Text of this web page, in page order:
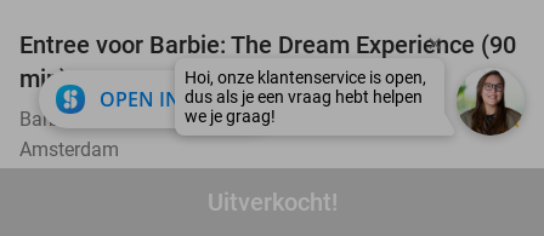
Uitverkocht!
30%
Entree voor Barbie: The Dream Experience (90
min)
Barbie: The Dream Experience 9.2star
Amsterdam
OPEN IN APP close